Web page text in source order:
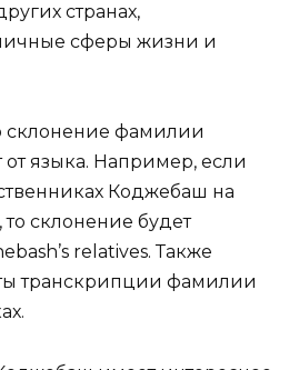
странах,
сферы жизни и
склонение фамилии
языка. Например, если
Коджебаш на
склонение будет
relatives. Также
транскрипции фамилии